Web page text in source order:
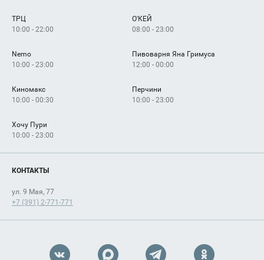
Как добраться
ТРЦ
10:00 - 22:00
О'КЕЙ
08:00 - 23:00
Nemo
10:00 - 23:00
Пивоварня Яна Гримуса
12:00 - 00:00
Киномакс
10:00 - 00:30
Перчини
10:00 - 23:00
Хочу Пури
10:00 - 23:00
КОНТАКТЫ
ул. 9 Мая, 77
+7 (391) 2-771-771